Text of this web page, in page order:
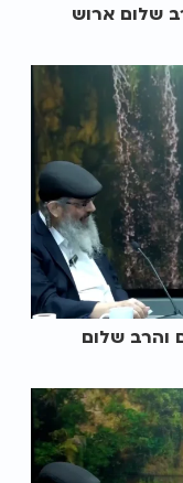
שלום ארוש
והרב שלום